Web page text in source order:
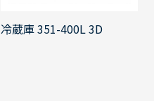
冷蔵庫 351-400L 3D